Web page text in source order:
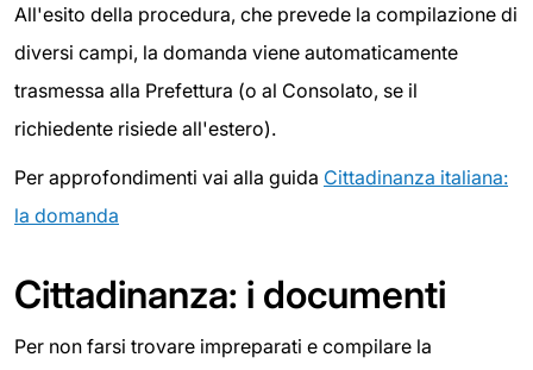
All'esito della procedura, che prevede la compilazione di
diversi campi, la domanda viene automaticamente
trasmessa alla Prefettura (o al Consolato, se il
richiedente risiede all'estero).
Per approfondimenti vai alla guida Cittadinanza italiana:
la domanda
Cittadinanza: i documenti
Per non farsi trovare impreparati e compilare la